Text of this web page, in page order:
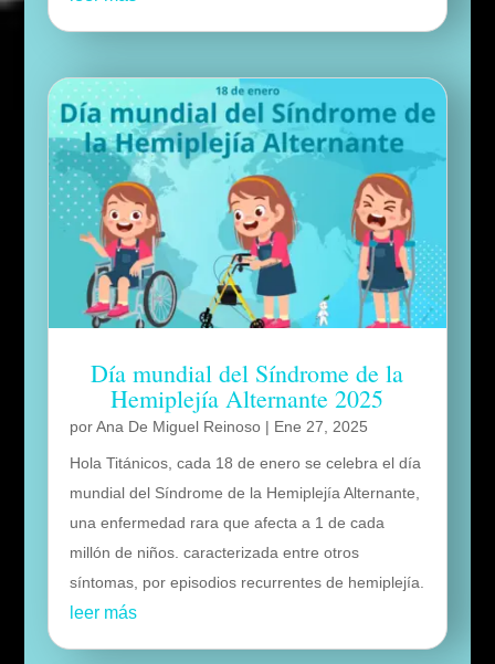
Día mundial del Síndrome de la
Hemiplejía Alternante 2025
porAna De Miguel Reinoso| Ene 27, 2025
Hola Titánicos, cada 18 de enero se celebra el día
mundial del Síndrome de la Hemiplejía Alternante,
una enfermedad rara que afecta a 1 de cada
millón de niños. caracterizada entre otros
síntomas, por episodios recurrentes de hemiplejía.
leer más